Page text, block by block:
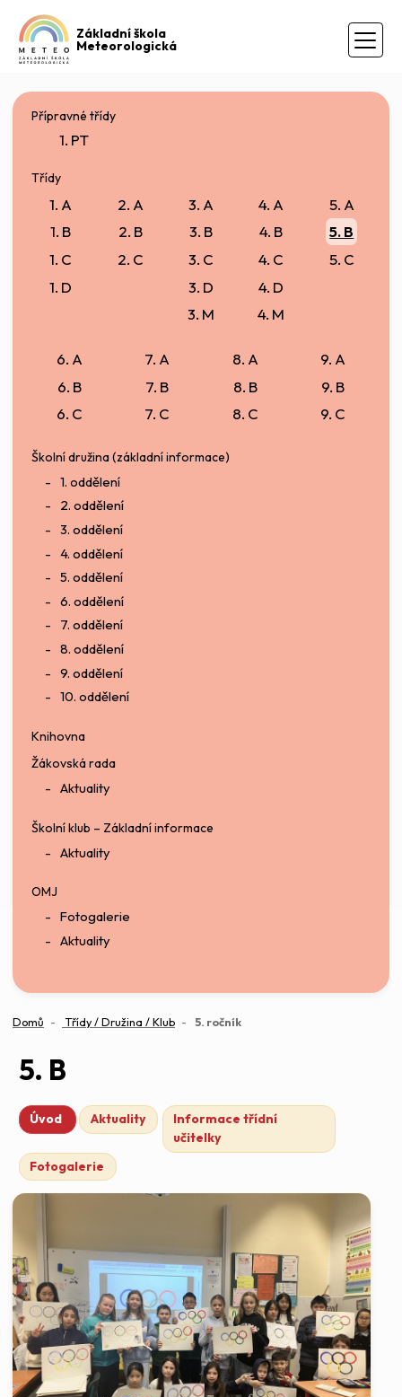
Základní škola
Meteorologická
Přípravné třídy
1. PT
Třídy
1. A
1. B
1. C
1. D
2. A
2. B
2. C
3. A
3. B
3. C
3. D
3. M
4. A
4. B
4. C
4. D
4. M
5. A
5. B
5. C
6. A
6. B
6. C
7. A
7. B
7. C
8. A
8. B
8. C
9. A
9. B
9. C
Školní družina (základní informace)
1. oddělení
2. oddělení
3. oddělení
4. oddělení
5. oddělení
6. oddělení
7. oddělení
8. oddělení
9. oddělení
10. oddělení
Knihovna
Žákovská rada
Aktuality
Školní klub – Základní informace
Aktuality
OMJ
Fotogalerie
Aktuality
Domů Třídy / Družina / Klub 5. ročník(aktuální)
5. B
Úvod Aktuality
Informace třídní
učitelky
Fotogalerie